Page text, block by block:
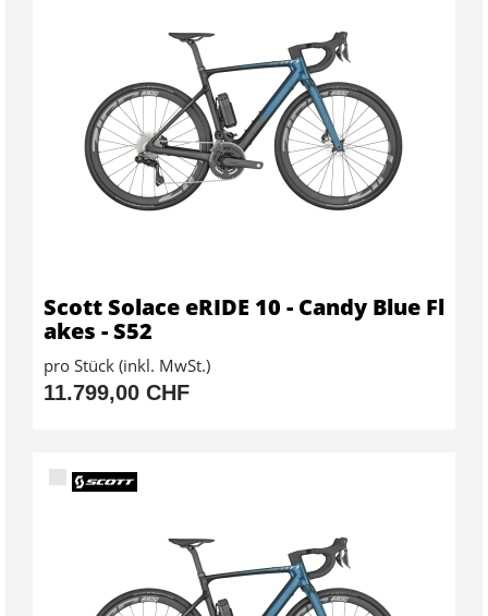
Scott Solace eRIDE 10 - Candy Blue Fl
akes - S52
pro Stück (inkl. MwSt.)
11.799,00 CHF